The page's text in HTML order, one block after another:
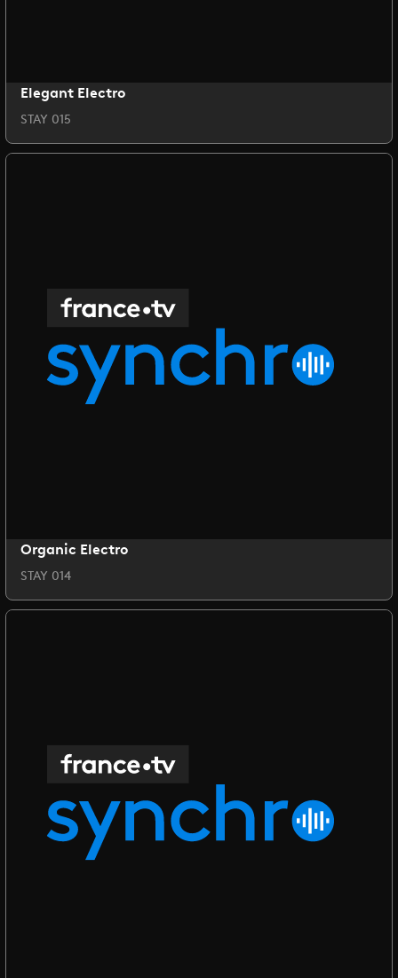
Elegant Electro
STAY 015
Organic Electro
STAY 014